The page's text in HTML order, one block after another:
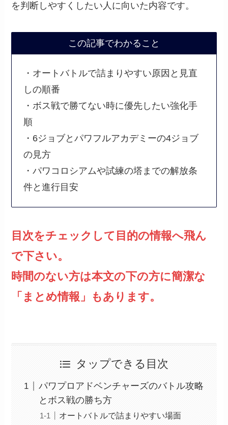
を判断しやすくしたい人に向いた内容です。
この記事でわかること
・オートバトルで詰まりやすい原因と見直
しの順番
・ボス戦で勝てない時に優先したい強化手
順
・6ジョブとパワフルアカデミーの4ジョブ
の見方
・パワコロシアムや試練の塔までの解放条
件と進行目安
目次をチェックして目的の情報へ飛ん
で下さい。
時間のない方は本文の下の方に簡潔な
「まとめ情報」もあります。
タップできる目次
パワプロアドベンチャーズのバトル攻略
とボス戦の勝ち方
オートバトルで詰まりやすい場面